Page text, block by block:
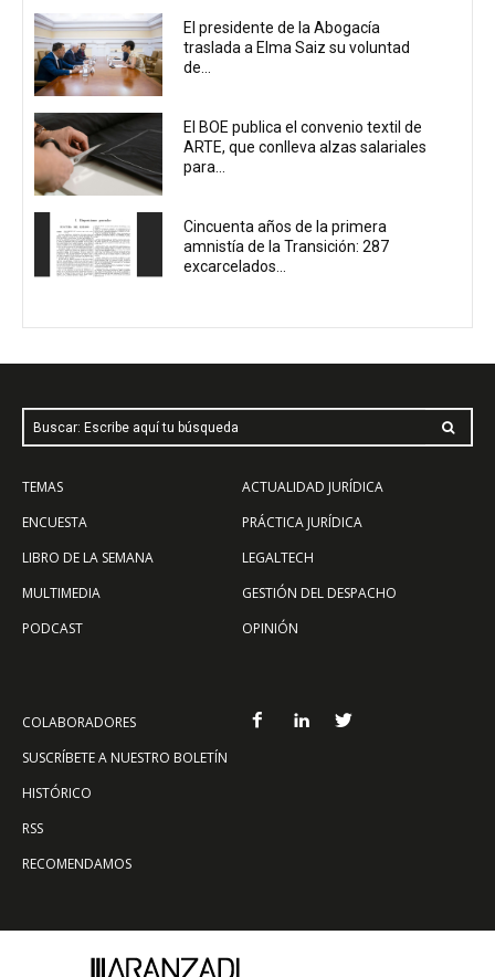
El presidente de la Abogacía
traslada a Elma Saiz su voluntad
de...
El BOE publica el convenio textil de
ARTE, que conlleva alzas salariales
para...
Cincuenta años de la primera
amnistía de la Transición: 287
excarcelados...
Buscar: Escribe aquí tu búsqueda
TEMAS
ENCUESTA
LIBRO DE LA SEMANA
MULTIMEDIA
PODCAST
ACTUALIDAD JURÍDICA
PRÁCTICA JURÍDICA
LEGALTECH
GESTIÓN DEL DESPACHO
OPINIÓN
COLABORADORES
SUSCRÍBETE A NUESTRO BOLETÍN
HISTÓRICO
RSS
RECOMENDAMOS